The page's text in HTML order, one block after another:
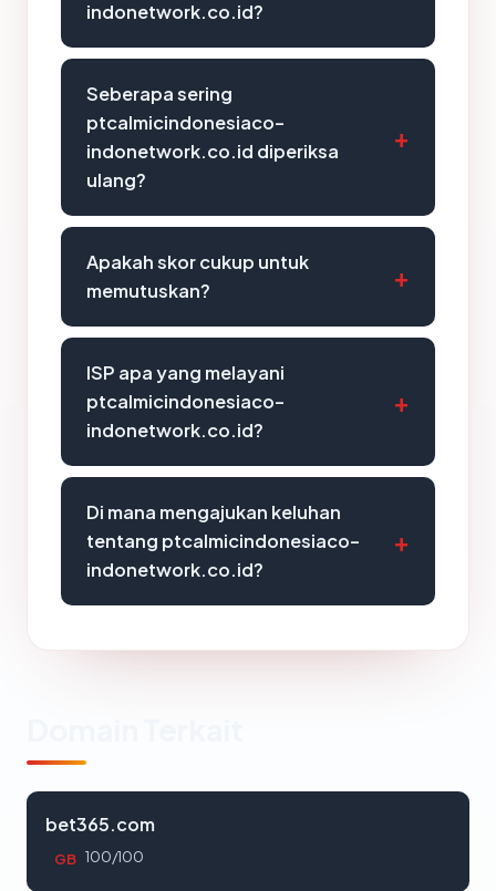
indonetwork.co.id?
Seberapa sering
ptcalmicindonesiaco-
indonetwork.co.id diperiksa
ulang?
Apakah skor cukup untuk
memutuskan?
ISP apa yang melayani
ptcalmicindonesiaco-
indonetwork.co.id?
Di mana mengajukan keluhan
tentang ptcalmicindonesiaco-
indonetwork.co.id?
bet365.com
GB 100/100